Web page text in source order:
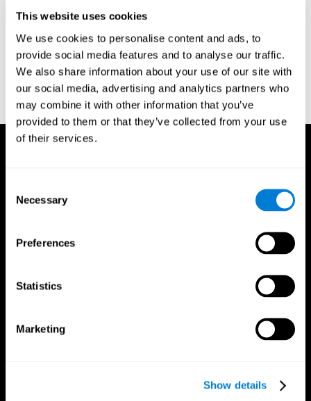
This website uses cookies
We use cookies to personalise content and ads, to
provide social media features and to analyse our traffic.
We also share information about your use of our site with
our social media, advertising and analytics partners who
may combine it with other information that you’ve
provided to them or that they’ve collected from your use
of their services.
Selection
Necessary
Preferences
Statistics
Marketing
Show details
Источники
Eriksen, B. A.; Eriksen, C. W. (1974). "Effects of noise letters
upon identification of a target letter in a non- search task".
Perception and Psychophysics. 16: 143–149.
doi:10.3758/bf03203267.
Приложение CogniFit